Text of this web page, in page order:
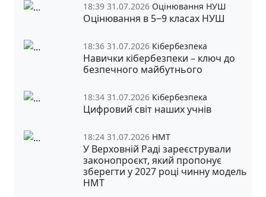
18:39 31.07.2026 Оцінювання НУШ
Оцінювання в 5‒9 класах НУШ
18:36 31.07.2026 Кібербезпека
Навички кібербезпеки – ключ до
безпечного майбутнього
18:34 31.07.2026 Кібербезпека
Цифровий світ наших учнів
18:24 31.07.2026 НМТ
У Верховній Раді зареєстрували
законопроєкт, який пропонує
зберегти у 2027 році чинну модель
НМТ